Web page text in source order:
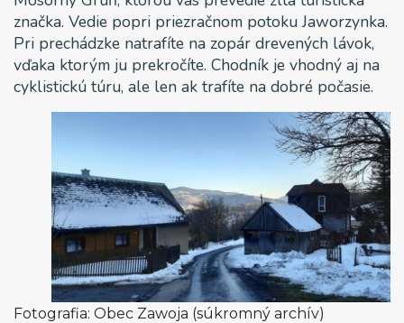
značka. Vedie popri priezračnom potoku Jaworzynka.
Pri prechádzke natrafíte na zopár drevených lávok,
vďaka ktorým ju prekročíte. Chodník je vhodný aj na
cyklistickú túru, ale len ak trafíte na dobré počasie.
Fotografia: Obec Zawoja (súkromný archív)